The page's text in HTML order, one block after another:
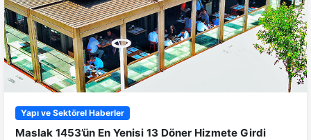
Yapı ve Sektörel Haberler
Maslak 1453’ün En Yenisi 13 Döner Hizmete Girdi